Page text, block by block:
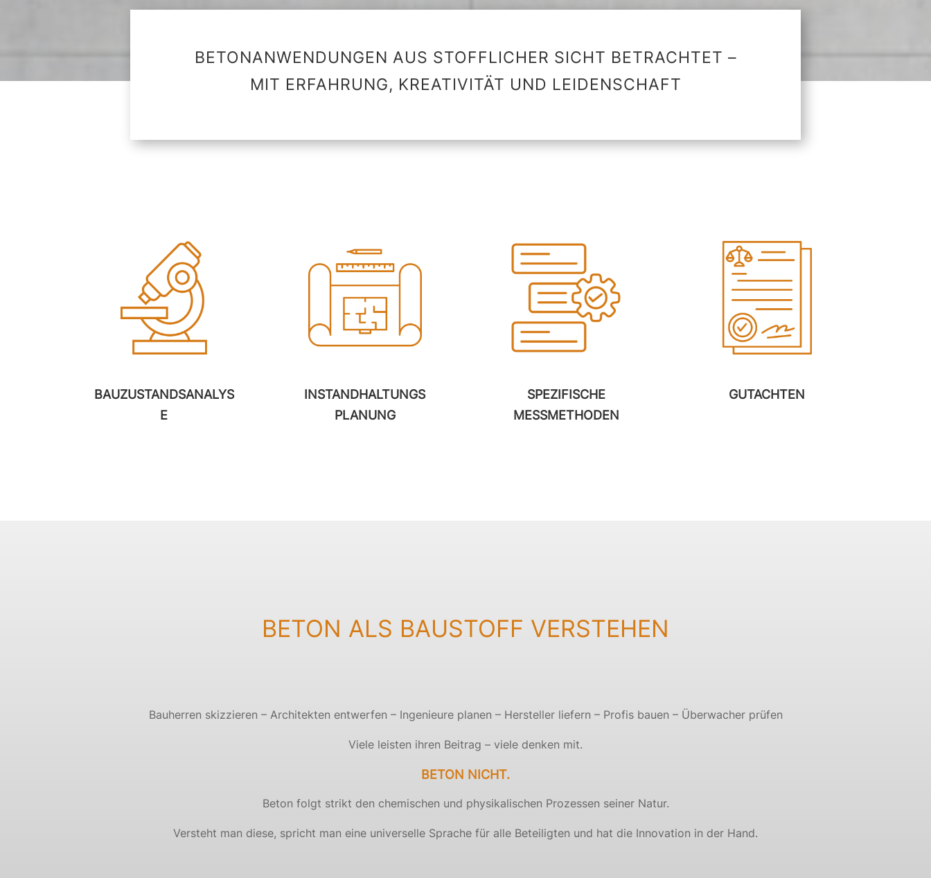
BETONANWENDUNGEN AUS STOFFLICHER SICHT BETRACHTET –
MIT ERFAHRUNG, KREATIVITÄT UND LEIDENSCHAFT
BAUZUSTANDSANALYS
E
INSTANDHALTUNGS
PLANUNG
SPEZIFISCHE
MESSMETHODEN
GUTACHTEN
BETON ALS BAUSTOFF VERSTEHEN
Bauherren skizzieren – Architekten entwerfen – Ingenieure planen – Hersteller liefern – Profis bauen – Überwacher prüfen
Viele leisten ihren Beitrag – viele denken mit.
BETON NICHT.
Beton folgt strikt den chemischen und physikalischen Prozessen seiner Natur.
Versteht man diese, spricht man eine universelle Sprache für alle Beteiligten und hat die Innovation in der Hand.